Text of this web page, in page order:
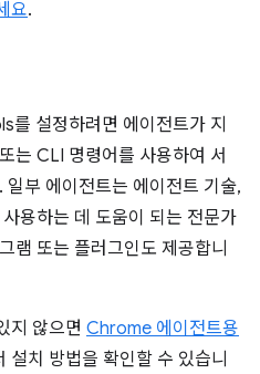
요.
설정하려면 에이전트가 지
는 CLI 명령어를 사용하여 서
부 에이전트는 에이전트 기술,
용하는 데 도움이 되는 전문가
램 또는 플러그인도 제공합니
지 않으면 Chrome 에이전트용
설치 방법을 확인할 수 있습니